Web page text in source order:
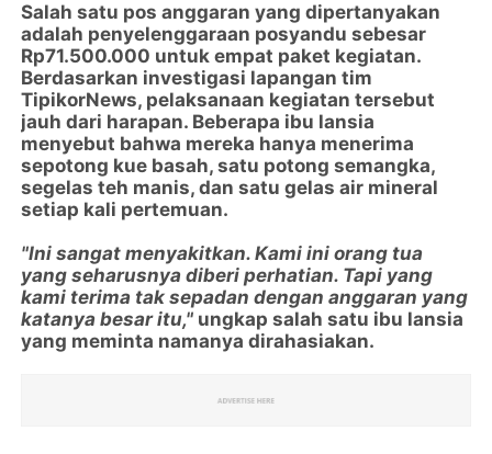
Salah satu pos anggaran yang dipertanyakan
adalah penyelenggaraan posyandu sebesar
Rp71.500.000 untuk empat paket kegiatan.
Berdasarkan investigasi lapangan tim
TipikorNews, pelaksanaan kegiatan tersebut
jauh dari harapan. Beberapa ibu lansia
menyebut bahwa mereka hanya menerima
sepotong kue basah, satu potong semangka,
segelas teh manis, dan satu gelas air mineral
setiap kali pertemuan.
"Ini sangat menyakitkan. Kami ini orang tua
yang seharusnya diberi perhatian. Tapi yang
kami terima tak sepadan dengan anggaran yang
katanya besar itu," ungkap salah satu ibu lansia
yang meminta namanya dirahasiakan.